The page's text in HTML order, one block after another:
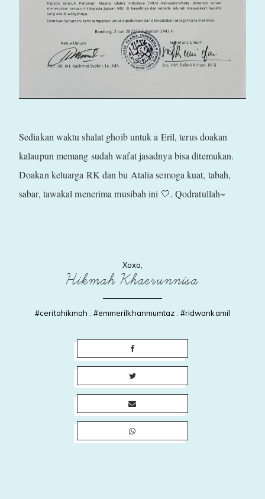
Sediakan waktu shalat ghoib untuk a Eril, terus doakan
kalaupun memang sudah wafat jasadnya bisa ditemukan.
Doakan keluarga RK dan bu Atalia semoga kuat, tabah,
sabar, tawakal menerima musibah ini 🤍. Qodratullah~
Xoxo,
Hikmah Khaerunnisa
#ceritahikmah #emmerilkhanmumtaz #ridwankamil